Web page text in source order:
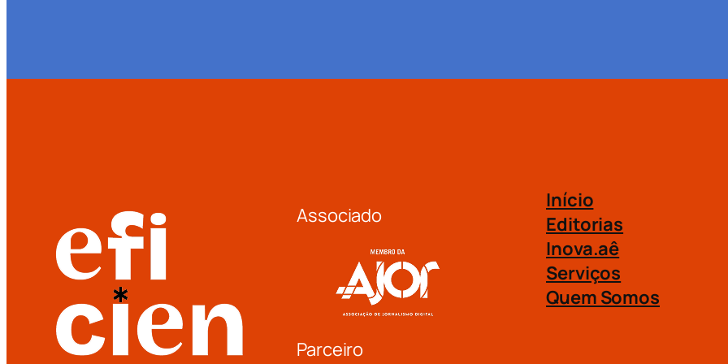
Associado
Parceiro
Início
Editorias
Inova.aê
Serviços
Quem Somos